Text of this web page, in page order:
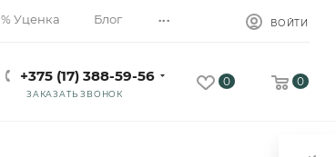
% Уценка Блог ... ВОЙТИ
+375 (17) 388-59-56
ЗАКАЗАТЬ ЗВОНОК
0 0